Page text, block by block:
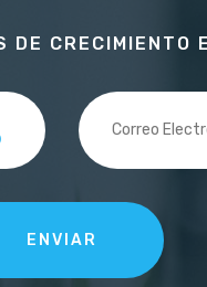
DE CRECIMIENTO
ENVIAR